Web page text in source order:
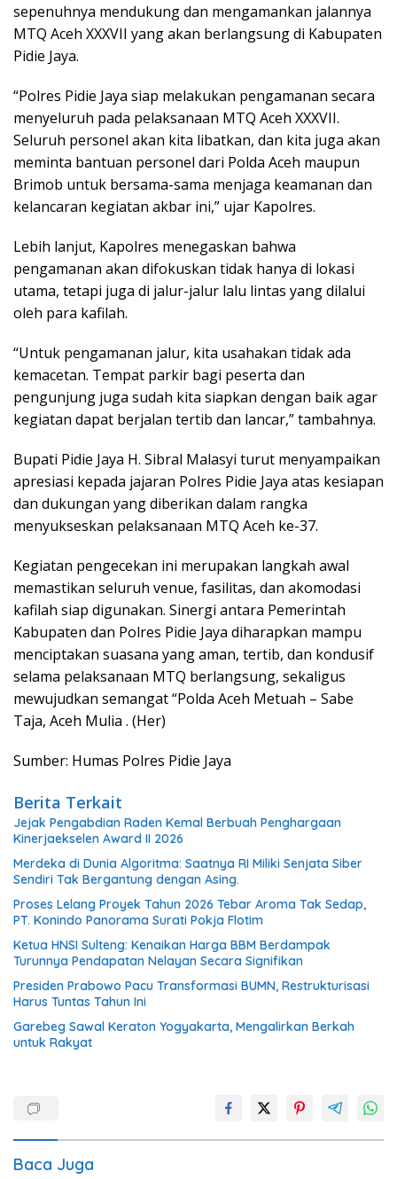
sepenuhnya mendukung dan mengamankan jalannya
MTQ Aceh XXXVII yang akan berlangsung di Kabupaten
Pidie Jaya.
“Polres Pidie Jaya siap melakukan pengamanan secara
menyeluruh pada pelaksanaan MTQ Aceh XXXVII.
Seluruh personel akan kita libatkan, dan kita juga akan
meminta bantuan personel dari Polda Aceh maupun
Brimob untuk bersama-sama menjaga keamanan dan
kelancaran kegiatan akbar ini,” ujar Kapolres.
Lebih lanjut, Kapolres menegaskan bahwa
pengamanan akan difokuskan tidak hanya di lokasi
utama, tetapi juga di jalur-jalur lalu lintas yang dilalui
oleh para kafilah.
“Untuk pengamanan jalur, kita usahakan tidak ada
kemacetan. Tempat parkir bagi peserta dan
pengunjung juga sudah kita siapkan dengan baik agar
kegiatan dapat berjalan tertib dan lancar,” tambahnya.
Bupati Pidie Jaya H. Sibral Malasyi turut menyampaikan
apresiasi kepada jajaran Polres Pidie Jaya atas kesiapan
dan dukungan yang diberikan dalam rangka
menyukseskan pelaksanaan MTQ Aceh ke-37.
Kegiatan pengecekan ini merupakan langkah awal
memastikan seluruh venue, fasilitas, dan akomodasi
kafilah siap digunakan. Sinergi antara Pemerintah
Kabupaten dan Polres Pidie Jaya diharapkan mampu
menciptakan suasana yang aman, tertib, dan kondusif
selama pelaksanaan MTQ berlangsung, sekaligus
mewujudkan semangat “Polda Aceh Metuah – Sabe
Taja, Aceh Mulia . (Her)
Sumber: Humas Polres Pidie Jaya
Berita Terkait
Jejak Pengabdian Raden Kemal Berbuah Penghargaan
Kinerjaekselen Award II 2026
Merdeka di Dunia Algoritma: Saatnya RI Miliki Senjata Siber
Sendiri Tak Bergantung dengan Asing.
Proses Lelang Proyek Tahun 2026 Tebar Aroma Tak Sedap,
PT. Konindo Panorama Surati Pokja Flotim
Ketua HNSI Sulteng: Kenaikan Harga BBM Berdampak
Turunnya Pendapatan Nelayan Secara Signifikan
Presiden Prabowo Pacu Transformasi BUMN, Restrukturisasi
Harus Tuntas Tahun Ini
Garebeg Sawal Keraton Yogyakarta, Mengalirkan Berkah
untuk Rakyat
Baca Juga